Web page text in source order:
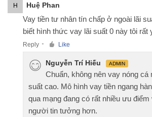
H Huệ Phan
Vay tiền tư nhân tín chấp ở ngoài lãi
biết hình thức vay lãi suất 0 này tôi rất
Reply ● Like
Nguyễn Trí Hiếu ADMIN
Chuẩn, không nên vay nóng cá
suất cao. Mô hình vay tiền ngang
qua mạng đang có rất nhiều ưu
người tin tưởng hơn.